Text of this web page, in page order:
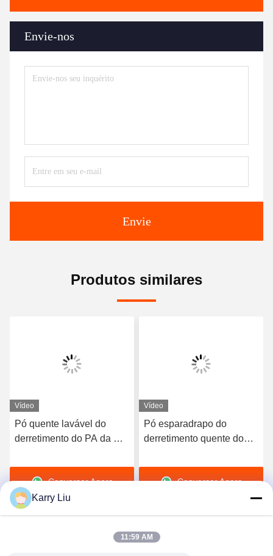
Envie-nos
Envie
Produtos similares
Vídeo
Pó quente lavável do
derretimento do PA da Co-
impressão da
transferência térmica
Conversar Agora
Vídeo
Pó esparadrapo do
derretimento quente do
preto de DTF para a
impressão daConversar Agora
Karry Liu
11:59 AM